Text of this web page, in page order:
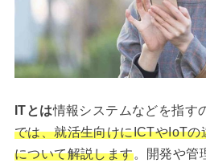
ITとは情報システムなどを指す
では、就活生向けにICTやIoT
について解説します。開発や管